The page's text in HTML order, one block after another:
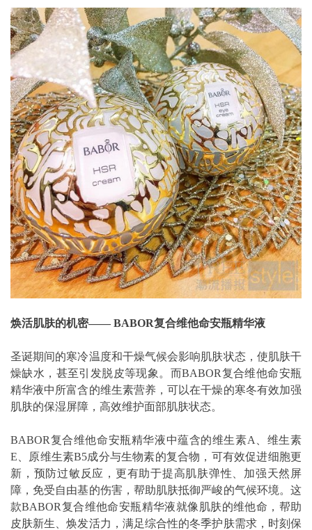
焕活肌肤的机密—— BABOR复合维他命安瓶精华液
圣诞期间的寒冷温度和干燥气候会影响肌肤状态，使肌肤干
燥缺水，甚至引发脱皮等现象。而BABOR复合维他命安瓶
精华液中所富含的维生素营养，可以在干燥的寒冬有效加强
肌肤的保湿屏障，高效维护面部肌肤状态。
BABOR复合维他命安瓶精华液中蕴含的维生素A、维生素
E、原维生素B5成分与生物素的复合物，可有效促进细胞更
新，预防过敏反应，更有助于提高肌肤弹性、加强天然屏
障，免受自由基的伤害，帮助肌肤抵御严峻的气候环境。这
款BABOR复合维他命安瓶精华液就像肌肤的维他命，帮助
皮肤新生、焕发活力，满足综合性的冬季护肤需求，时刻保